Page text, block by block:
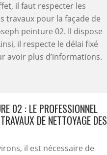
il faut respecter les
travaux pour la façade de
peinture 02. Il dispose
il respecte le délai fixé
avoir plus d’informations.
02 : LE PROFESSIONNEL
DE NETTOYAGE DES
il est nécessaire de